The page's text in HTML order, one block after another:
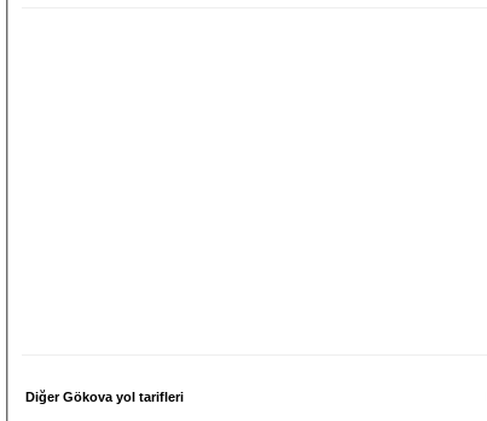
Diğer Gökova yol tarifleri